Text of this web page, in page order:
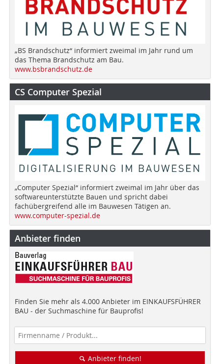
„BS Brandschutz“ informiert zweimal im Jahr rund um
das Thema Brandschutz am Bau.
www.bsbrandschutz.de
CS Computer Spezial
„Computer Spezial“ informiert zweimal im Jahr über das
softwareunterstützte Bauen und spricht dabei
fachübergreifend alle im Bauwesen Tätigen an.
www.computer-spezial.de
Anbieter finden
Finden Sie mehr als 4.000 Anbieter im EINKAUFSFÜHRER
BAU - der Suchmaschine für Bauprofis!
Anbieter finden!